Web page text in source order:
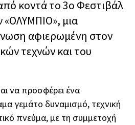
κοντά το 3ο Φεστιβάλ
«ΟΛΥΜΠΙΟ», μια
αφιερωμένη στον
τεχνών και του
να προσφέρει ένα
γεμάτο δυναμισμό, τεχνική
πνεύμα, με τη συμμετοχή